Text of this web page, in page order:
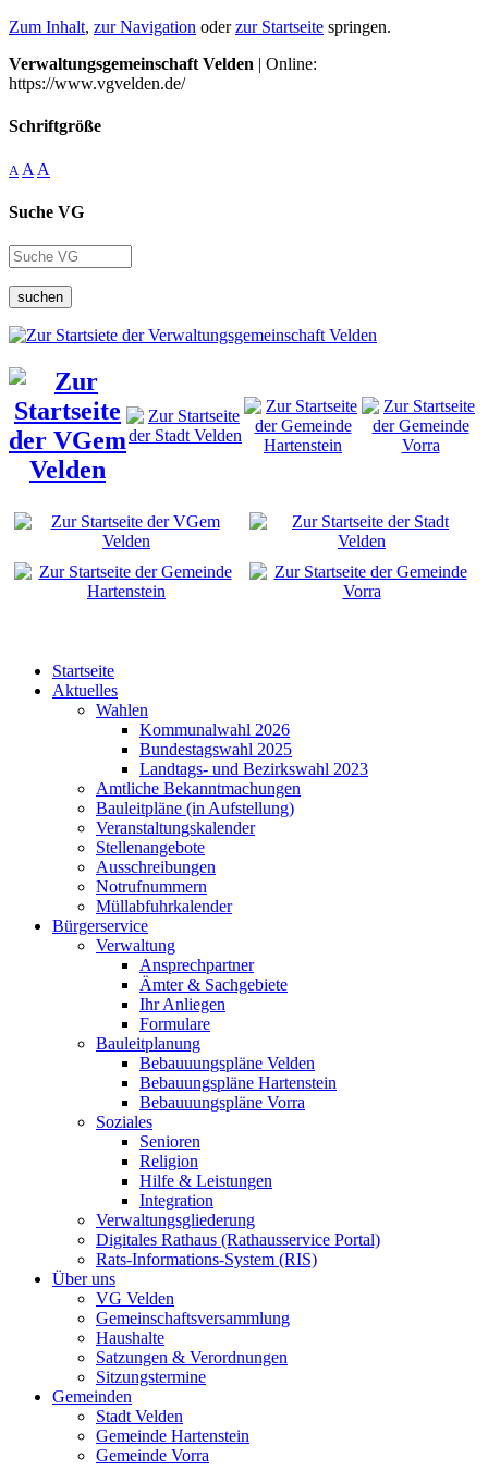
Zum Inhalt, zur Navigation oderzur Startseite springen.
Verwaltungsgemeinschaft Velden | Online:
https://www.vgvelden.de/
Schriftgröße
A A A
Suche VG
suchen
Startseite
Aktuelles
Wahlen
Kommunalwahl 2026
Bundestagswahl 2025
Landtags- und Bezirkswahl 2023
Amtliche Bekanntmachungen
Bauleitpläne (in Aufstellung)
Veranstaltungskalender
Stellenangebote
Ausschreibungen
Notrufnummern
Müllabfuhrkalender
Bürgerservice
Verwaltung
Ansprechpartner
Ämter & Sachgebiete
Ihr Anliegen
Formulare
Bauleitplanung
Bebauuungspläne Velden
Bebauungspläne Hartenstein
Bebauuungspläne Vorra
Soziales
Senioren
Religion
Hilfe & Leistungen
Integration
Verwaltungsgliederung
Digitales Rathaus (Rathausservice Portal)
Rats-Informations-System (RIS)
Über uns
VG Velden
Gemeinschaftsversammlung
Haushalte
Satzungen & Verordnungen
Sitzungstermine
Gemeinden
Stadt Velden
Gemeinde Hartenstein
Gemeinde Vorra